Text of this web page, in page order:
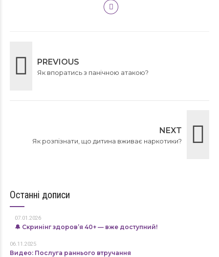
PREVIOUS
Як впоратись з панічною атакою?
NEXT
Як розпізнати, що дитина вживає наркотики?
Останні дописи
07.01.2026
🔔 Скринінг здоров’я 40+ — вже доступний!
06.11.2025
Видео: Послуга раннього втручання